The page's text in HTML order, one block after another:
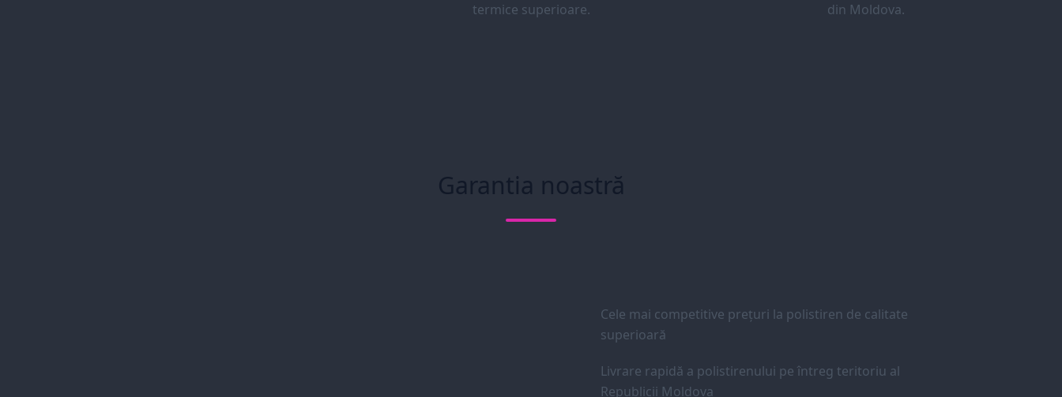
termice superioare.
din Moldova.
Garantia noastră
Cele mai competitive prețuri la polistiren de calitate
superioară
Livrare rapidă a polistirenului pe întreg teritoriu al
Republicii Moldova